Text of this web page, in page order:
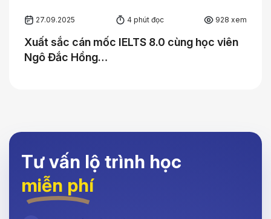
27.09.2025 4 phút đọc 928 xem
Xuất sắc cán mốc IELTS 8.0 cùng học viên
Ngô Đắc Hồng…
Tư vấn lộ trình học
miễn phí